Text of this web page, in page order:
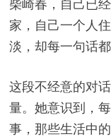
柴崎春，自己已
家，自己一个人
淡，却每一句话
这段不经意的对
量。她意识到，
事，那些生活中